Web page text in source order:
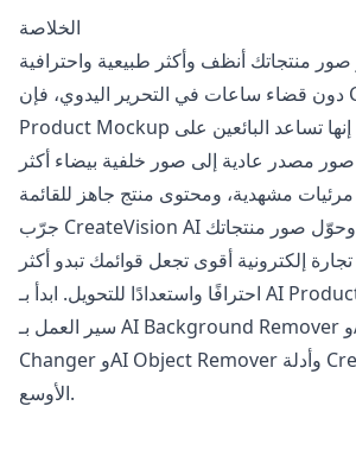
الخلاصة
صور منتجاتك أنظف وأكثر طبيعية واحترافية
دون قضاء ساعات في التحرير اليدوي، فإن CreateVision AI
Product Mockup نقطة انطلاق قوية. إنها تساعد البائعين على
مصدر عادية إلى صور خلفية بيضاء أكثر
جرّب CreateVision AI عبر الإنترنت اليوم وحوّل صور منتجاتك
إلكترونية أقوى تجعل قوائمك تبدو أكثر
AI
AI Background Remover و
Changer
الأوسع.